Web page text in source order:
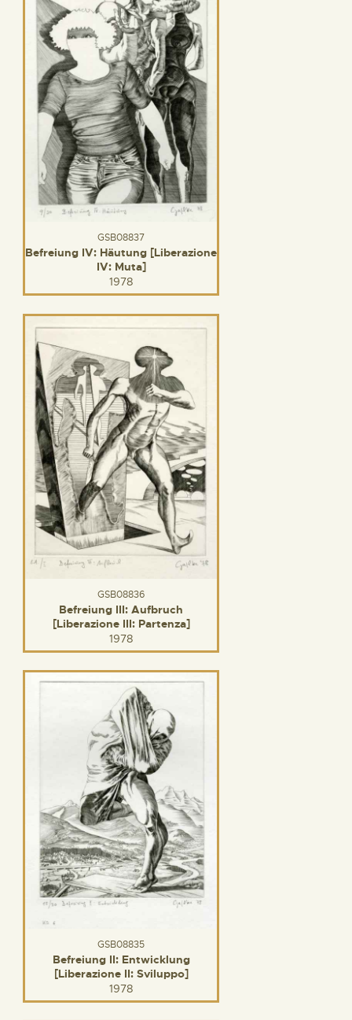
GSB08837
Befreiung IV: Häutung [Liberazione
IV: Muta]
1978
GSB08836
Befreiung III: Aufbruch
[Liberazione III: Partenza]
1978
GSB08835
Befreiung II: Entwicklung
[Liberazione II: Sviluppo]
1978